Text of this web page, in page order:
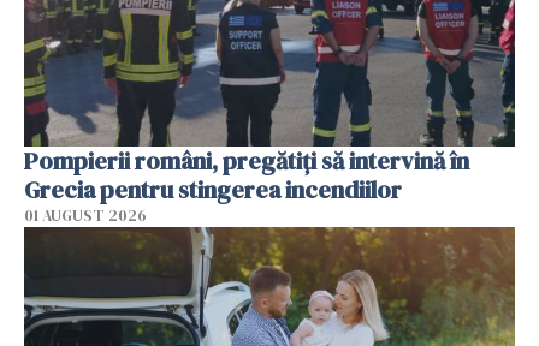
Pompierii români, pregătiţi să intervină în
Grecia pentru stingerea incendiilor
01 AUGUST 2026